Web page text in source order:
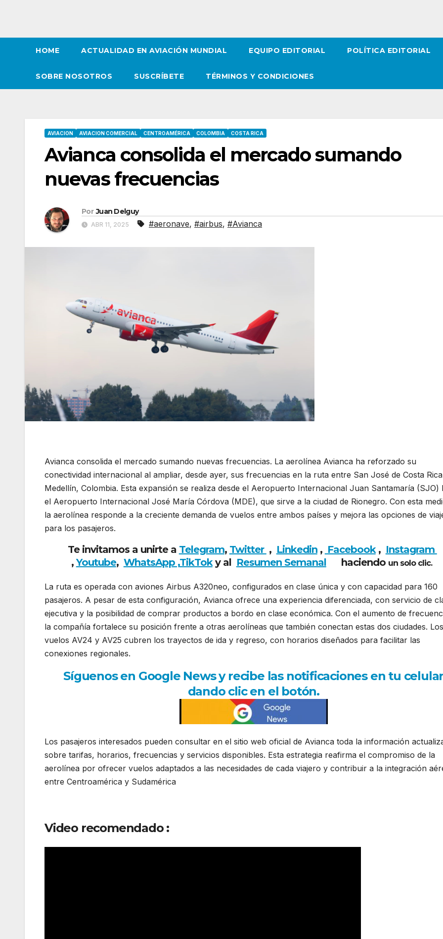
HOME ACTUALIDAD EN AVIACIÓN MUNDIAL EQUIPO EDITORIAL POLÍTICA EDITORIAL
SOBRE NOSOTROS SUSCRÍBETE TÉRMINOS Y CONDICIONES
AVIACION AVIACION COMERCIAL CENTROAMÉRICA COLOMBIA COSTA RICA
Avianca consolida el mercado sumando
nuevas frecuencias
Por Juan Delguy
ABR 11, 2025 #aeronave, #airbus, #Avianca
Avianca consolida el mercado sumando nuevas frecuencias. La aerolínea Avianca ha reforzado su
conectividad internacional al ampliar, desde ayer, sus frecuencias en la ruta entre San José de Costa
Medellín, Colombia. Esta expansión se realiza desde el Aeropuerto Internacional Juan Santamaría (SJO)
el Aeropuerto Internacional José María Córdova (MDE), que sirve a la ciudad de Rionegro. Con esta
la aerolínea responde a la creciente demanda de vuelos entre ambos países y mejora las opciones de
para los pasajeros.
Te invitamos a unirte a Telegram, Twitter , Linkedin, Facebook, Instagram
,Youtube, WhatsApp ,TikToky al Resumen Semanalhaciendo un solo clic.
La ruta es operada con aviones Airbus A320neo, configurados en clase única y con capacidad para 160
pasajeros. A pesar de esta configuración, Avianca ofrece una experiencia diferenciada, con servicio de
ejecutiva y la posibilidad de comprar productos a bordo en clase económica. Con el aumento de
la compañía fortalece su posición frente a otras aerolíneas que también conectan estas dos ciudades. Los
vuelos AV24 y AV25 cubren los trayectos de ida y regreso, con horarios diseñados para facilitar las
conexiones regionales.
Síguenos en Google News y recibe las notificaciones en tu
dando clic en el botón.
Los pasajeros interesados pueden consultar en el sitio web oficial de Avianca toda la información
sobre tarifas, horarios, frecuencias y servicios disponibles. Esta estrategia reafirma el compromiso de la
aerolínea por ofrecer vuelos adaptados a las necesidades de cada viajero y contribuir a la integración
entre Centroamérica y Sudamérica
Video recomendado :